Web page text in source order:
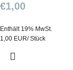
€1,00
Enthält 19% MwSt.
1,00 EUR/ Stück